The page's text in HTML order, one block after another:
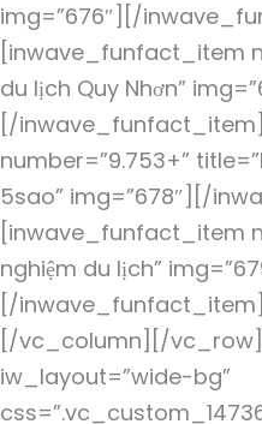
img=”676″][/
[inwave_funfact_item
du lịch Quy Nhơn”
[/
number=”9.753+”
5sao” img=”678″][/
[inwave_funfact_item
nghiệm du lịch”
[/
[/vc_column][/
iw_layout=”wide-bg”